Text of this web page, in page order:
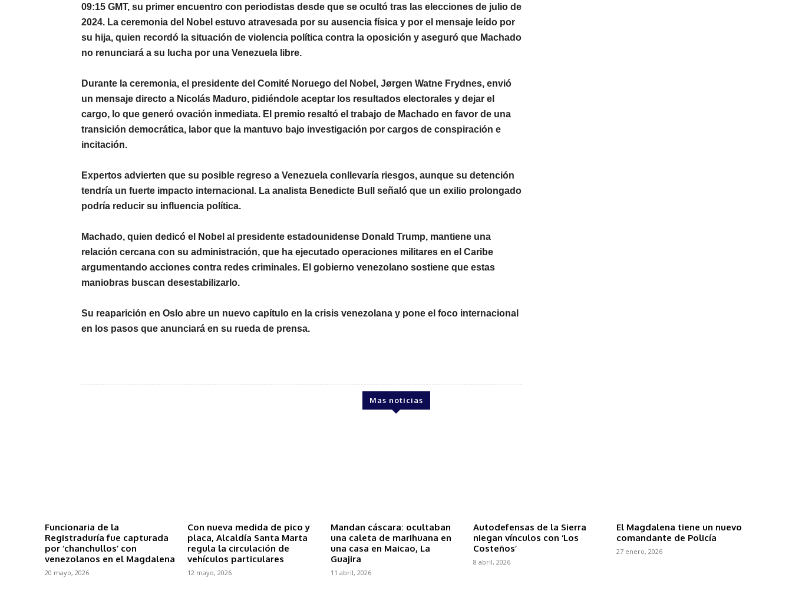
09:15 GMT, su primer encuentro con periodistas desde que se ocultó tras las elecciones de julio de
2024. La ceremonia del Nobel estuvo atravesada por su ausencia física y por el mensaje leído por
su hija, quien recordó la situación de violencia política contra la oposición y aseguró que Machado
no renunciará a su lucha por una Venezuela libre.
Durante la ceremonia, el presidente del Comité Noruego del Nobel , Jørgen Watne Frydnes, envió
un mensaje directo a Nicolás Maduro, pidiéndole aceptar los resultados electorales y dejar el
cargo, lo que generó ovación inmediata. El premio resaltó el trabajo de Machado en favor de una
transición democrática, labor que la mantuvo bajo investigación por cargos de conspiración e
incitación.
Expertos advierten que su posible regreso a Venezuela conllevaría riesgos, aunque su detención
tendría un fuerte impacto internacional. La analista Benedicte Bull
señaló que un exilio prolongado
podría reducir su influencia política.
Machado, quien dedicó el Nobel al presidente estadounidense Donald Trump, mantiene una
relación cercana con su administración, que ha ejecutado operaciones militares en el Caribe
argumentando acciones contra redes criminales. El gobierno venezolano sostiene que estas
maniobras buscan desestabilizarlo.
Su reaparición en Oslo abre un nuevo capítulo en la crisis venezolana y pone el foco internacional
en los pasos que anunciará en su rueda de prensa.
Mas noticias
Funcionaria de la
Registraduría fue capturada
por ‘chanchullos’ con
venezolanos en el Magdalena
20 mayo, 2026
Con nueva medida de pico y
placa, Alcaldía Santa Marta
regula la circulación de
vehículos particulares
12 mayo, 2026
Mandan cáscara: ocultaban
una caleta de marihuana en
una casa en Maicao, La
Guajira
11 abril, 2026
Autodefensas de la Sierra
niegan vínculos con ‘Los
Costeños’
8 abril, 2026
El Magdalena tiene un nuevo
comandante de Policía
27 enero, 2026